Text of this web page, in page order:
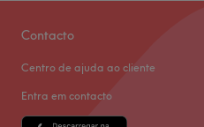
Contacto
Centro de ajuda ao cliente
Entra em contacto